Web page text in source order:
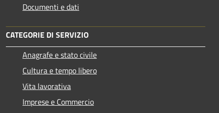
Documenti e dati
CATEGORIE DI SERVIZIO
Anagrafe e stato civile
Cultura e tempo libero
Vita lavorativa
Imprese e Commercio